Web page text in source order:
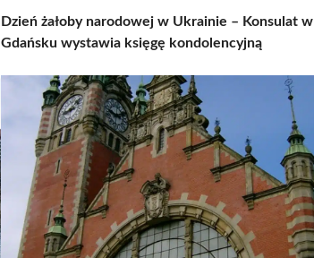
Dzień żałoby narodowej w Ukrainie – Konsulat w
Gdańsku wystawia księgę kondolencyjną